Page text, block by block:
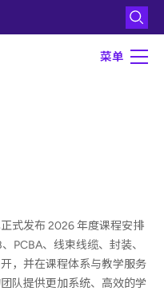
菜单
式发布 2026 年度课程安排
PCBA、线束线缆、封装、
，并在课程体系与教学服务
队提供更加系统、高效的学